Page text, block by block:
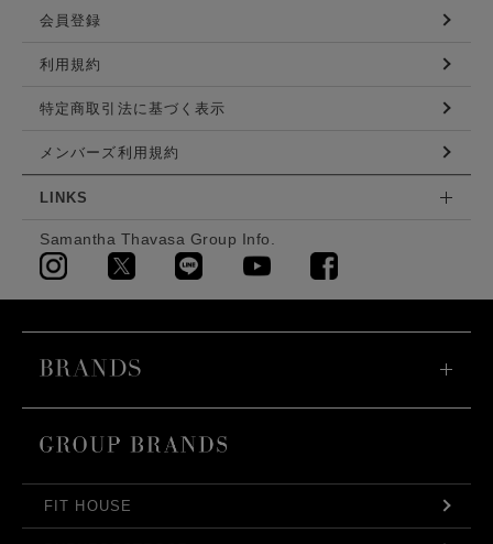
会員登録
利用規約
特定商取引法に基づく表示
メンバーズ利用規約
LINKS
Samantha Thavasa Group Info.
FIT HOUSE